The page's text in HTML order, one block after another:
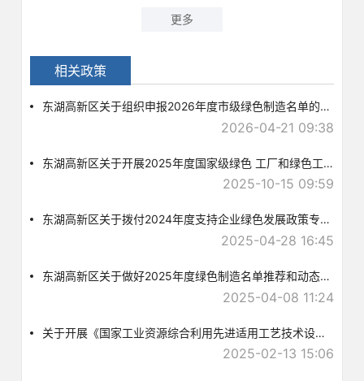
更多
相关政策
东湖高新区关于组织申报2026年度市级绿色制造名单的通知
2026-04-21 09:38
东湖高新区关于开展2025年度国家级绿色 工厂和绿色工业园区推荐工作的通知
2025-10-15 09:59
东湖高新区关于拨付2024年度支持企业绿色发展政策专项资金的公示
2025-04-28 16:45
东湖高新区关于做好2025年度绿色制造名单推荐和动态管理工作的通知
2025-04-08 11:24
关于开展《国家工业资源综合利用先进适用工艺技术设备目录》推荐工作的通知
2025-02-13 15:06